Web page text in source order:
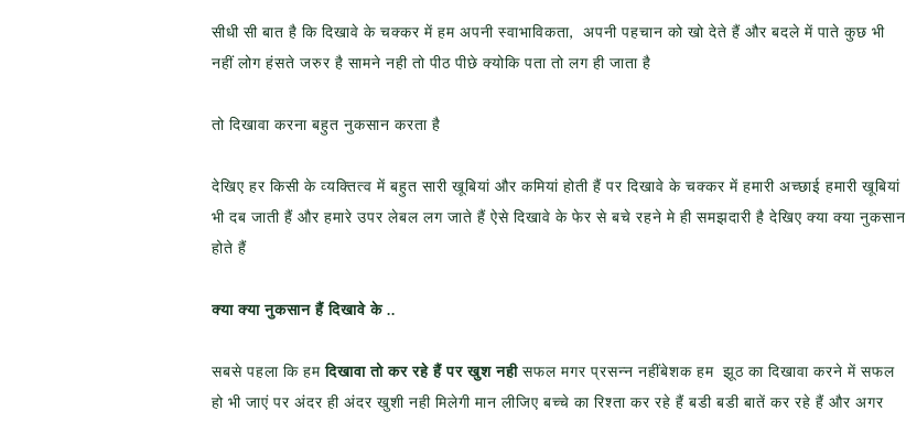
सीधी सी बात है कि दिखावे के चक्कर में हम अपनी स्वाभाविकता, अपनी पहचान को खो देते हैं और बदले में पाते कुछ भी
नहीं लोग हंसते जरुर है सामने नही तो पीठ पीछे क्योकि पता तो लग ही जाता है
तो दिखावा करना बहुत नुकसान करता है
देखिए हर किसी के व्यक्तित्व में बहुत सारी खूबियां और कमियां होती हैं पर दिखावे के चक्कर में हमारी अच्छाई हमारी खूबियां
भी दब जाती हैं और हमारे उपर लेबल लग जाते हैं ऐसे दिखावे के फेर से बचे रहने मे ही समझदारी है देखिए क्या क्या नुकसान
होते हैं
क्या क्या नुकसान हैं दिखावे के ..
सबसे पहला कि हमदिखावा तो कर रहे हैं पर खुश नही सफल मगर प्रसन्न नहींबेशक हम झूठ का दिखावा करने में सफल
हो भी जाएं पर अंदर ही अंदर खुशी नही मिलेगी मान लीजिए बच्चे का रिश्ता कर रहे हैं बडी बडी बातें कर रहे हैं और अगर